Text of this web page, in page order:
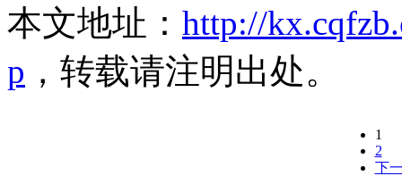
本文地址： http://
p ，转载请注明出处。
1
2
下